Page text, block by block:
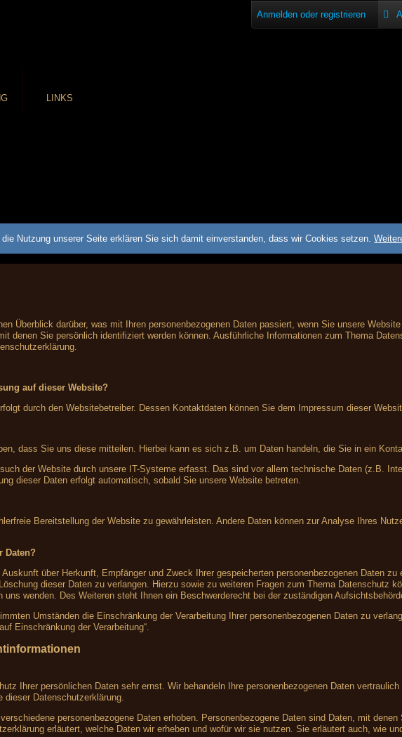
Anmelden oder registrieren
LINKS
Nutzung unserer Seite erklären Sie sich damit einverstanden, dass wir Cookies setzen.
Überblick darüber, was mit Ihren personenbezogenen Daten passiert, wenn Sie unsere Website
denen Sie persönlich identifiziert werden können. Ausführliche Informationen zum Thema
auf dieser Website?
durch den Websitebetreiber. Dessen Kontaktdaten können Sie dem Impressum dieser
dass Sie uns diese mitteilen. Hierbei kann es sich z.B. um Daten handeln, die Sie in ein
der Website durch unsere IT-Systeme erfasst. Das sind vor allem technische Daten (z.B.
dieser Daten erfolgt automatisch, sobald Sie unsere Website betreten.
Bereitstellung der Website zu gewährleisten. Andere Daten können zur Analyse Ihres
Daten?
über Herkunft, Empfänger und Zweck Ihrer gespeicherten personenbezogenen Daten zu
dieser Daten zu verlangen. Hierzu sowie zu weiteren Fragen zum Thema Datenschutz
wenden. Des Weiteren steht Ihnen ein Beschwerderecht bei der zuständigen
Umständen die Einschränkung der Verarbeitung Ihrer personenbezogenen Daten zu
Einschränkung der Verarbeitung“.
Ihrer persönlichen Daten sehr ernst. Wir behandeln Ihre personenbezogenen Daten
Datenschutzerklärung.
personenbezogene Daten erhoben. Personenbezogene Daten sind Daten, mit
erläutert, welche Daten wir erheben und wofür wir sie nutzen. Sie erläutert auch, wie